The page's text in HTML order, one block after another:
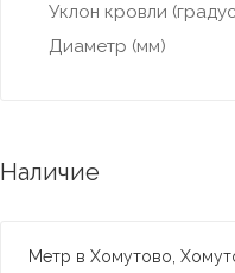
Уклон кровли
Диаметр (мм)
Наличие
Метр в Хомутово,